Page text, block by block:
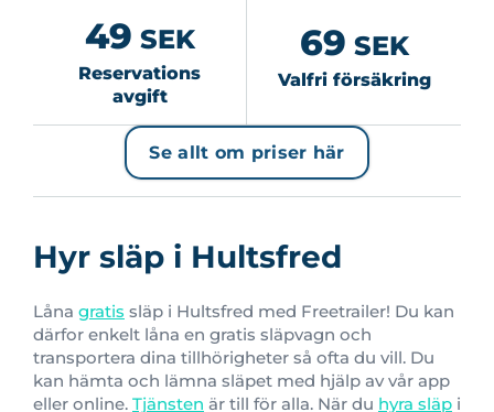
49 SEK
Reservations
avgift
69 SEK
Valfri försäkring
Se allt om priser här
Hyr släp i Hultsfred
Låna gratis släp i Hultsfred med Freetrailer! Du kan
därfor enkelt låna en gratis släpvagn och
transportera dina tillhörigheter så ofta du vill. Du
kan hämta och lämna släpet med hjälp av vår app
eller online. Tjänsten är till för alla. När du hyra släp i